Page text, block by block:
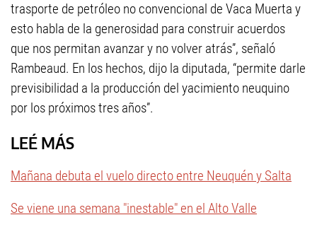
trasporte de petróleo no convencional de Vaca Muerta y
esto habla de la generosidad para construir acuerdos
que nos permitan avanzar y no volver atrás”, señaló
Rambeaud. En los hechos, dijo la diputada, “permite darle
previsibilidad a la producción del yacimiento neuquino
por los próximos tres años”.
LEÉ MÁS
Mañana debuta el vuelo directo entre Neuquén y Salta
Se viene una semana "inestable" en el Alto Valle